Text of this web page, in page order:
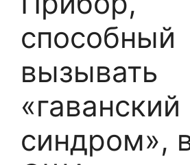
способный
вызывать
«гаванский
синдром»,